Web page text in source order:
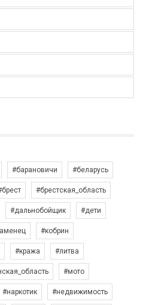
#барановичи #беларусь
#брестская_область
#дальнобойщик #дети
#кобрин
#кража #литва
#мото
#наркотик #недвижимость